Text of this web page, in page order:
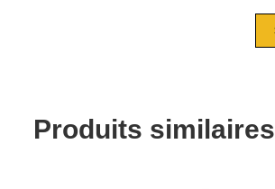
Produits similaires